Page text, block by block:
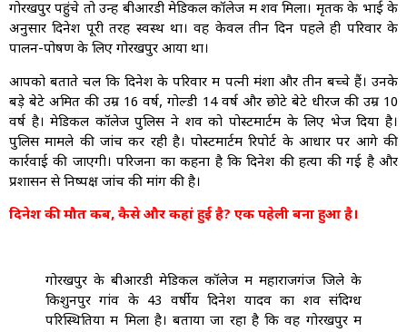
गोरखपुर पहुंचे तो उन्हें बीआरडी मेडिकल कॉलेज में शव मिला। मृतक के भाई के
अनुसार दिनेश पूरी तरह स्वस्थ था। वह केवल तीन दिन पहले ही परिवार के
पालन-पोषण के लिए गोरखपुर आया था।
आपको बताते चलें कि दिनेश के परिवार में पत्नी मंशा और तीन बच्चे हैं। उनके
बड़े बेटे अमित की उम्र 16 वर्ष, गोल्डी 14 वर्ष और छोटे बेटे धीरज की उम्र 10
वर्ष है। मेडिकल कॉलेज पुलिस ने शव को पोस्टमार्टम के लिए भेज दिया है।
पुलिस मामले की जांच कर रही है। पोस्टमार्टम रिपोर्ट के आधार पर आगे की
कार्रवाई की जाएगी। परिजनों का कहना है कि दिनेश की हत्या की गई है और
प्रशासन से निष्पक्ष जांच की मांग की है।
दिनेश की मौत कब, कैसे और कहां हुई है? एक पहेली बना हुआ है।
गोरखपुर के बीआरडी मेडिकल कॉलेज में महाराजगंज जिले के
किशुनपुर गांव के 43 वर्षीय दिनेश यादव का शव संदिग्ध
परिस्थितियों में मिला है। बताया जा रहा है कि वह गोरखपुर में